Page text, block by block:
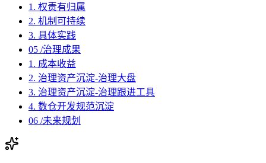
1. 权责有归属
2. 机制可持续
3. 具体实践
05 /治理成果
1. 成本收益
2. 治理资产沉淀-治理大盘
3. 治理资产沉淀-治理跟进工具
4. 数仓开发规范沉淀
06 /未来规划